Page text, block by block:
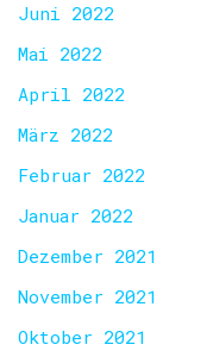
Juni 2022
Mai 2022
April 2022
März 2022
Februar 2022
Januar 2022
Dezember 2021
November 2021
Oktober 2021